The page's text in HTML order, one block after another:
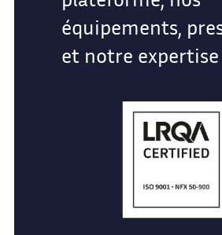
équipements,
et notre expertise